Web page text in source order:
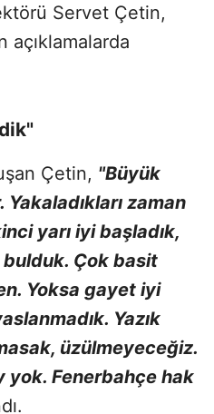
Servet Çetin,
açıklamalarda
Çetin, "Büyük
zaman
yarı iyi başladık,
bulduk. Çok basit
Yoksa gayet iyi
Yazık
üzülmeyeceğiz.
yok. Fenerbahçe hak